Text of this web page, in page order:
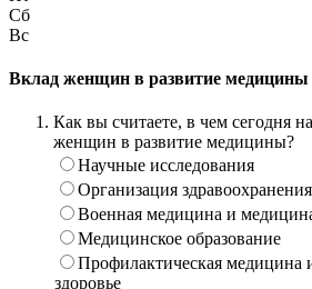
Сб
Вс
Вклад женщин в развитие медицины
Как вы считаете, в чем сегодня
женщин в развитие медицины?
Научные исследования
Организация
Военная медицина и
Медицинское образование
Профилактическая медицина
здоровье